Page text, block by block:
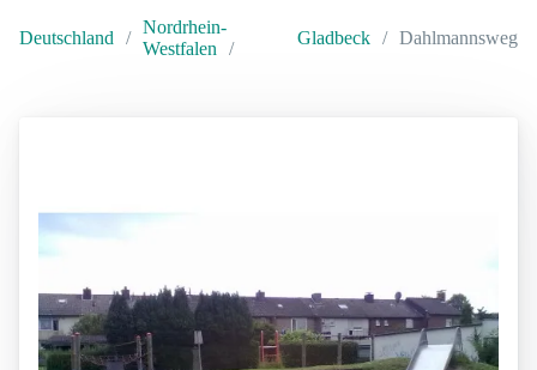
Deutschland
Nordrhein-
Westfalen
Gladbeck Dahlmannsweg